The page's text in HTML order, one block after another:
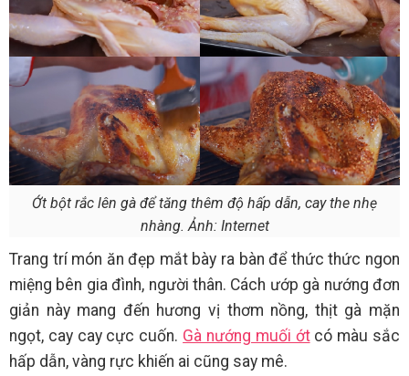
Ớt bột rắc lên gà để tăng thêm độ hấp dẫn, cay the nhẹ
nhàng. Ảnh: Internet
Trang trí món ăn đẹp mắt bày ra bàn để thức thức ngon
miệng bên gia đình, người thân. Cách ướp gà nướng đơn
giản này mang đến hương vị thơm nồng, thịt gà mặn
ngọt, cay cay cực cuốn. Gà nướng muối ớtcó màu sắc
hấp dẫn, vàng rực khiến ai cũng say mê.